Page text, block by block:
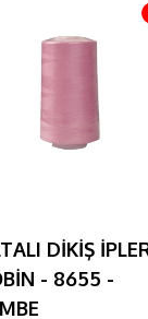
DİKİŞ
- 8655 -